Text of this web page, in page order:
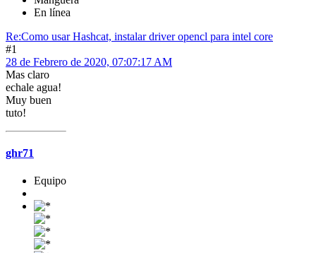
En línea
Re:Como usar Hashcat, instalar driver opencl para intel core
#1
28 de Febrero de 2020, 07:07:17 AM
Mas claro
echale agua!
Muy buen
tuto!
ghr71
Equipo